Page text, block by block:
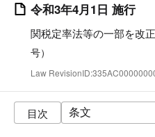
令和3年4月1日 施行
関税定率法等の一部を改
号）
Law
目次